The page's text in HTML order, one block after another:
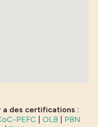
a des certifications :
PEFC OLB
PBN